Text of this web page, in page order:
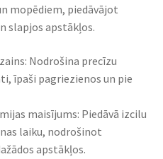
mopēdiem, piedāvājot
slapjos apstākļos.
Nodrošina precīzu
īpaši pagriezienos un pie
maisījums: Piedāvā izcilu
laiku, nodrošinot
apstākļos.